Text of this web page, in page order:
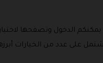
يوفر المتجر قسم خاص بعروض متميزة لتشكيلة متنوعة من الذهب
على عدد من الخيارات أبرزها